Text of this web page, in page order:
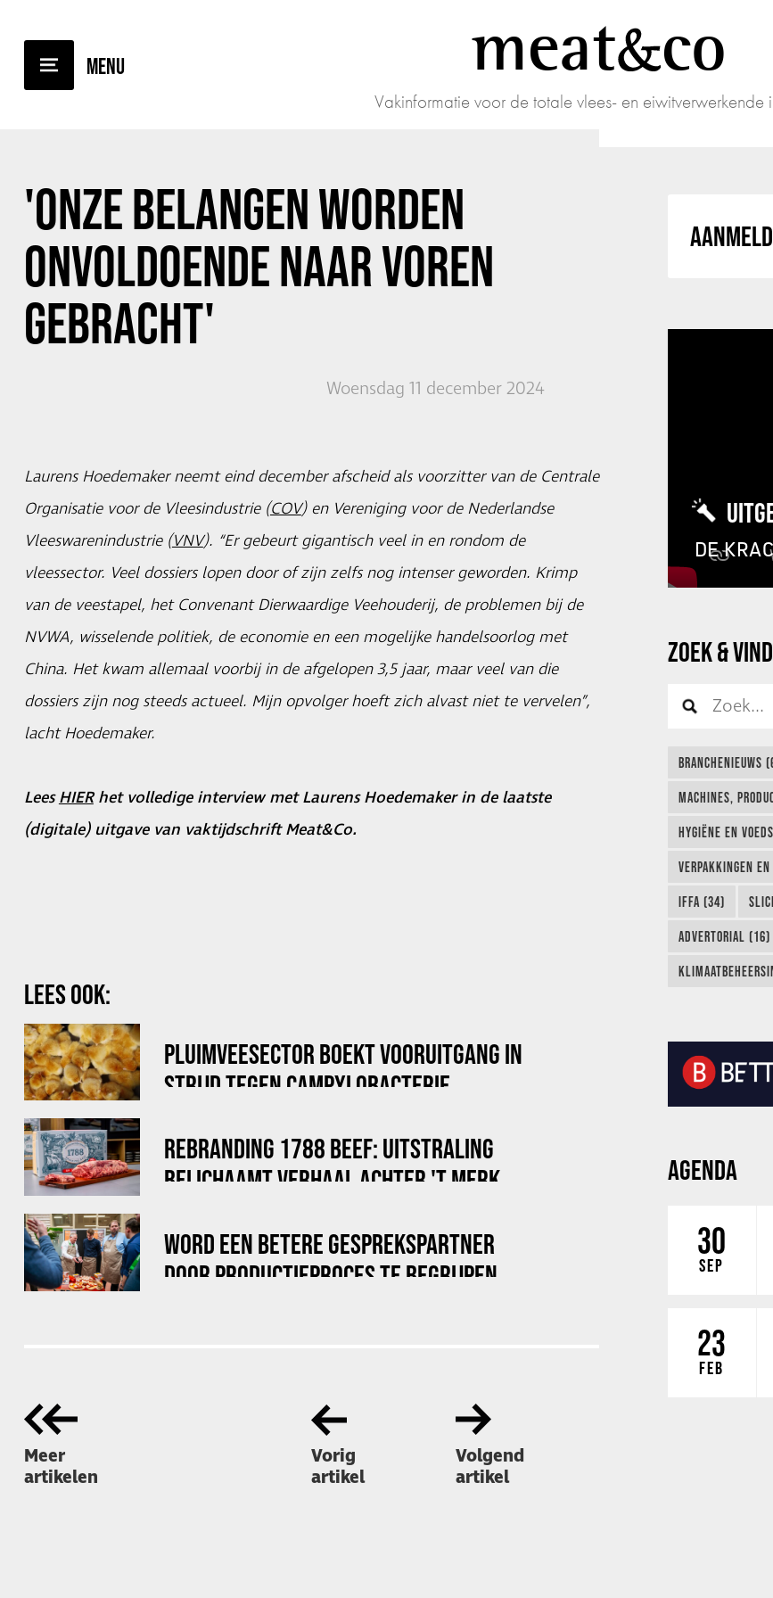
meatco
Vakinformatie voor de totale vlees- en eiwitverwerkende
'ONZE BELANGEN WORDEN
ONVOLDOENDE NAAR VOREN
GEBRACHT'
Woensdag 11 december 2024
Laurens Hoedemaker neemt eind december afscheid als voorzitter van de Centrale
Organisatie voor de Vleesindustrie (COV) en Vereniging voor de Nederlandse
Vleeswarenindustrie (VNV). “Er gebeurt gigantisch veel in en rondom de
vleessector. Veel dossiers lopen door of zijn zelfs nog intenser geworden. Krimp
van de veestapel, het Convenant Dierwaardige Veehouderij, de problemen bij de
NVWA, wisselende politiek, de economie en een mogelijke handelsoorlog met
China. Het kwam allemaal voorbij in de afgelopen 3,5 jaar, maar veel van die
dossiers zijn nog steeds actueel. Mijn opvolger hoeft zich alvast niet te vervelen”,
lacht Hoedemaker.
LeesHIERhet volledige interview met Laurens Hoedemaker in de laatste
(digitale) uitgave van vaktijdschrift Meat&Co.
LEES OOK:
PLUIMVEESECTOR BOEKT VOORUITGANG IN
STRIJD TEGEN CAMPYLOBACTERIE
REBRANDING 1788 BEEF: UITSTRALING
BELICHAAMT VERHAAL ACHTER 'T MERK
WORD EEN BETERE GESPREKSPARTNER
DOOR PRODUCTIEPROCES TE BEGRIJPEN
Meer
artikelen
Vorig
artikel
Volgend
artikel
DE
ZOEK & VIND
BRANCHENIEUWS
MACHINES,
HYGIËNE EN
VERPAKKINGEN
IFFA (34)
ADVERTORIAL (16)
AGENDA
30
SEP
23
FEB